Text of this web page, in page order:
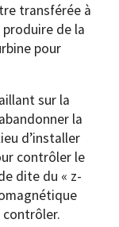
transférée à
de la
pour
sur la
la
d’installer
contrôler le
dite du « z-
contrôler.